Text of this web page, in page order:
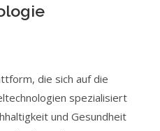
die sich auf die
spezialisiert
und Gesundheit